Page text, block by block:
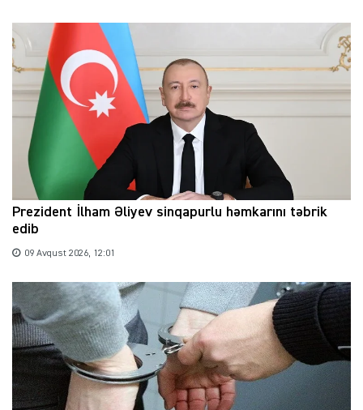
Prezident İlham Əliyev sinqapurlu həmkarını təbrik
edib
09 Avqust 2026, 12:01